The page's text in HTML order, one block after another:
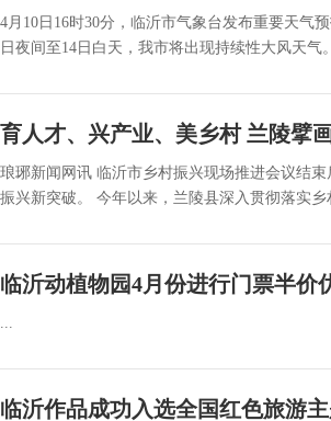
4月10日16时30分，临沂市气象台发布重要天气
日夜间至14日白天，我市将出现持续性大风天气
育人才、兴产业、美乡村 兰陵
琅琊新闻网讯 临沂市乡村振兴现场推进会议结
振兴新突破。 今年以来，兰陵县深入贯彻落实
临沂动植物园4月份进行门票半价
...
临沂作品成功入选全国红色旅游